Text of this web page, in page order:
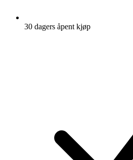
30 dagers åpent kjøp